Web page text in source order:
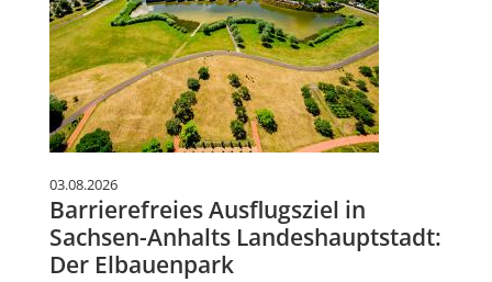
03.08.2026
Barrierefreies Ausflugsziel in
Sachsen-Anhalts Landeshauptstadt:
Der Elbauenpark